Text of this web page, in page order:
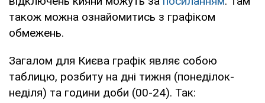
також можна ознайомитись з графіком
обмежень.
Загалом для Києва графік являє собою
таблицю, розбиту на дні тижня (понеділок-
неділя) та години доби (00-24). Так: